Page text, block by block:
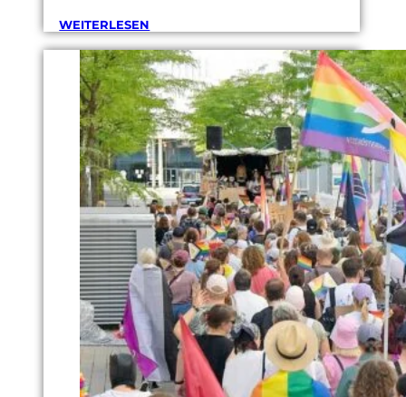
WEITERLESEN